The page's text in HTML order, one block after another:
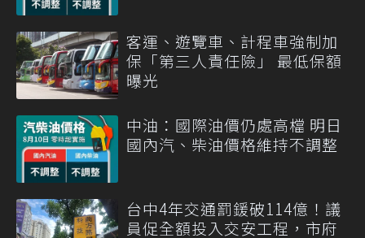
客運、遊覽車、計程車強制加
保「第三人責任險」 最低保額
曝光
中油：國際油價仍處高檔 明日
國內汽、柴油價格維持不調整
台中4年交通罰鍰破114億！議
員促全額投入交安工程，市府